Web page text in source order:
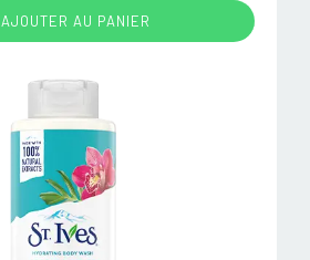
AJOUTER AU PANIER